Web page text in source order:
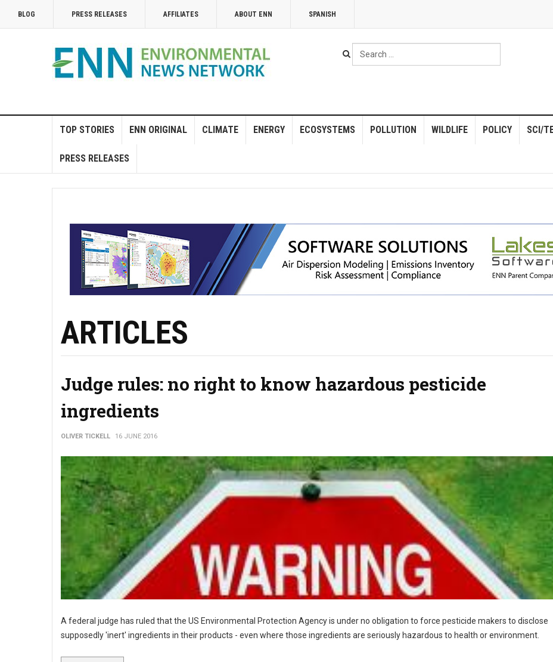
BLOG PRESS RELEASES AFFILIATES ABOUT ENN SPANISH
Search
...
TOP STORIES ENN ORIGINAL CLIMATE ENERGY ECOSYSTEMS POLLUTION WILDLIFE POLICY SCI/
PRESS RELEASES
ARTICLES
Judge rules: no right to know hazardous pesticide
ingredients
OLIVER TICKELL 16 JUNE 2016
A federal judge has ruled that the US Environmental Protection Agency is under no obligation to force pesticide makers to disclose
supposedly 'inert' ingredients in their products - even where those ingredients are seriously hazardous to health or environment.